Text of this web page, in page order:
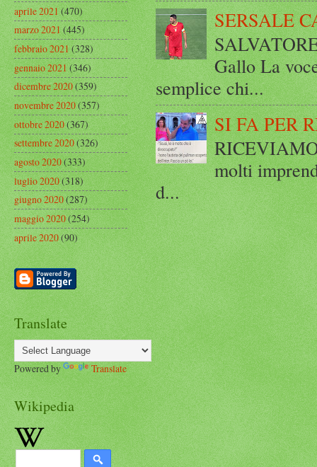
SERSALE
Gallo La
semplice chi...
SI FA PER
molti
d...
aprile 2021(470)
marzo 2021(445)
febbraio 2021(328)
gennaio 2021(346)
dicembre 2020(359)
novembre 2020(357)
ottobre 2020(367)
settembre 2020(326)
agosto 2020(333)
luglio 2020(318)
giugno 2020(287)
maggio 2020(254)
aprile 2020(90)
Translate
Powered by Translate
Wikipedia